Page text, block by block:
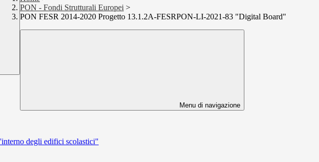
PON - Fondi Strutturali Europei >
PON FESR 2014-2020 Progetto 13.1.2A-FESRPON-LI-2021-83 "Digital Board"
Menu di navigazione
degli edifici scolastici"